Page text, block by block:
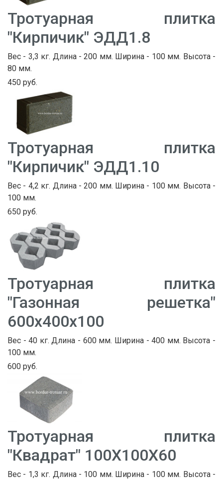
Тротуарная плитка
"Кирпичик" ЭДД1.8
Вес - 3,3 кг. Длина - 200 мм. Ширина - 100 мм. Высота -
80 мм.
450 руб.
Тротуарная плитка
"Кирпичик" ЭДД1.10
Вес - 4,2 кг. Длина - 200 мм. Ширина - 100 мм. Высота -
100 мм.
650 руб.
Тротуарная плитка
"Газонная решетка"
600х400х100
Вес - 40 кг. Длина - 600 мм. Ширина - 400 мм. Высота -
100 мм.
600 руб.
Тротуарная плитка
"Квадрат" 100Х100Х60
Вес - 1,3 кг. Длина - 100 мм. Ширина - 100 мм. Высота -